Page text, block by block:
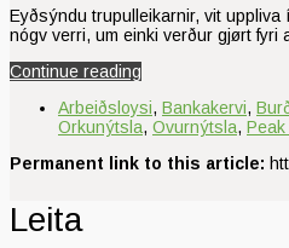
Eyðsýndu trupulleikarnir, vit
nógv verri, um einki verður gjørt
Continue reading
Arbeiðsloysi, Bankakervi,
Orkunýtsla, Ovurnýtsla, Peak
Permanent link to this article:
Leita